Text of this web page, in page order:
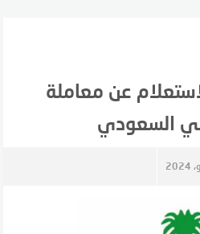
عن معاملة
السعودي